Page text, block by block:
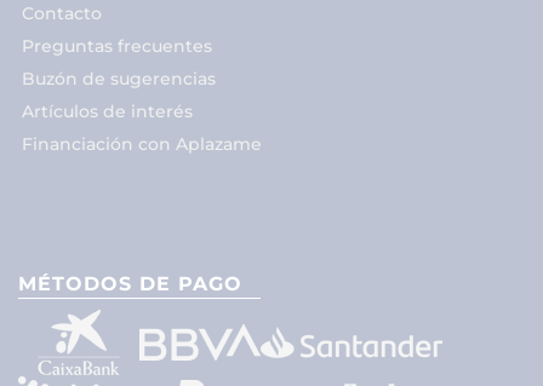
Contacto
Preguntas frecuentes
Buzón de sugerencias
Artículos de interés
Financiación con Aplazame
MÉTODOS DE PAGO